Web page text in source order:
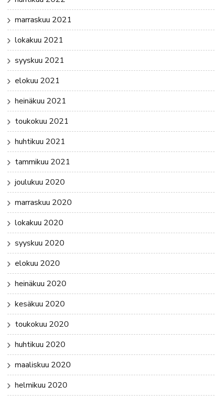
marraskuu 2021
lokakuu 2021
syyskuu 2021
elokuu 2021
heinäkuu 2021
toukokuu 2021
huhtikuu 2021
tammikuu 2021
joulukuu 2020
marraskuu 2020
lokakuu 2020
syyskuu 2020
elokuu 2020
heinäkuu 2020
kesäkuu 2020
toukokuu 2020
huhtikuu 2020
maaliskuu 2020
helmikuu 2020